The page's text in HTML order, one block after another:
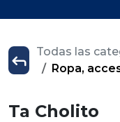
Todas las
Ropa,
Ta Cholito